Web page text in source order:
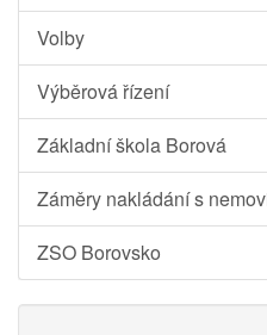
Volby
Výběrová řízení
Základní škola Borová
Záměry nakládání s
ZSO Borovsko